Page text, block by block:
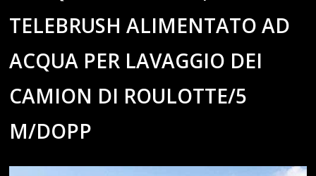
TELEBRUSH ALIMENTATO AD
ACQUA PER LAVAGGIO DEI
CAMION DI ROULOTTE/5
M/DOPP